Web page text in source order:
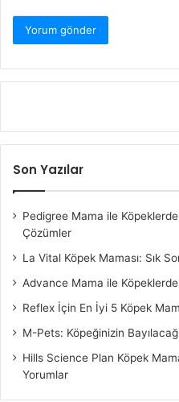
Son Yazılar
Pedigree Mama ile
Çözümler
La Vital Köpek Maması: Sık
Advance Mama ile
Reflex İçin En İyi 5 Köpek
M-Pets: Köpeğinizin
Hills Science Plan Köpek
Yorumlar